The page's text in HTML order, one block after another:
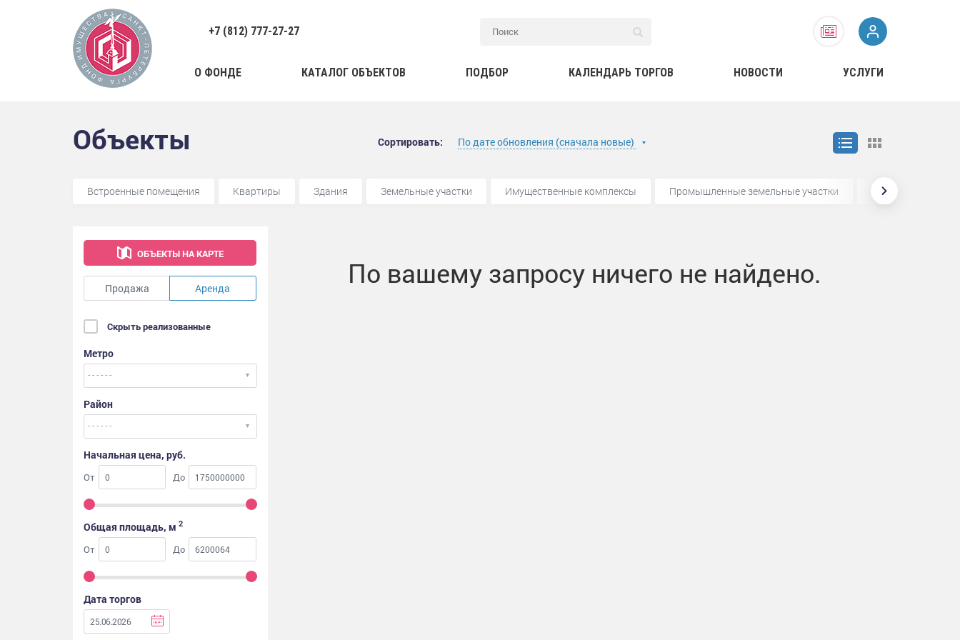
+7 (812) 777-27-27
О ФОНДЕ КАТАЛОГ ОБЪЕКТОВ ПОДБОР КАЛЕНДАРЬ ТОРГОВ НОВОСТИ УСЛУГИ
Объекты Сортировать: По дате обновления (сначала новые)
Встроенные помещения Квартиры Здания Земельные участки Имущественные комплексы Промышленные земельные участки Промышленные
ОБЪЕКТЫ НА КАРТЕ
Продажа Аренда
Скрыть реализованные
Метро
Район
Начальная цена, руб.
От До
Общая площадь, м 2
От До
Дата торгов
По вашему запросу ничего не найдено.